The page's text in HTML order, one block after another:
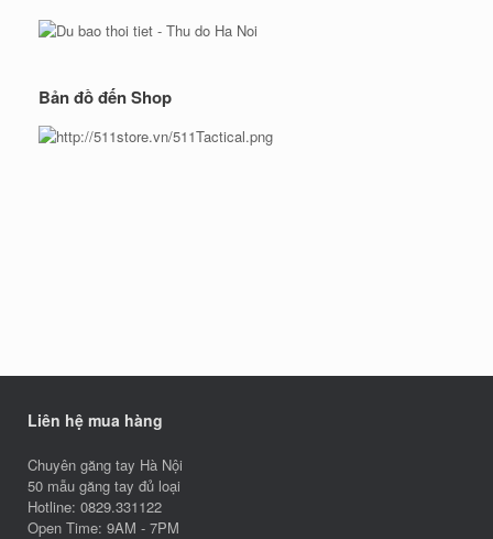
Bản đồ đến Shop
Liên hệ mua hàng
Chuyên găng tay Hà Nội
50 mẫu găng tay đủ loại
Hotline: 0829.331122
Open Time: 9AM - 7PM